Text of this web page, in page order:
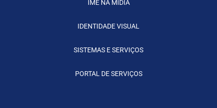
IME NA MÍDIA
IDENTIDADE VISUAL
SISTEMAS E SERVIÇOS
PORTAL DE SERVIÇOS